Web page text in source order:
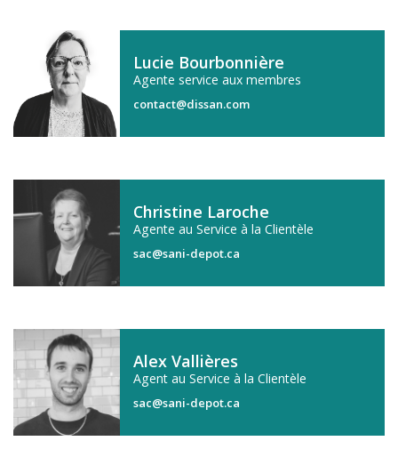
Lucie Bourbonnière
Agente service aux membres
contact@dissan.com
Christine Laroche
Agente au Service à la Clientèle
sac@sani-depot.ca
Alex Vallières
Agent au Service à la Clientèle
sac@sani-depot.ca